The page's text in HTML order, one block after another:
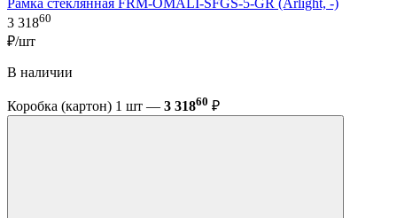
3 31860
₽/шт
В наличии
Коробка (картон) 1 шт — 3 31860 ₽